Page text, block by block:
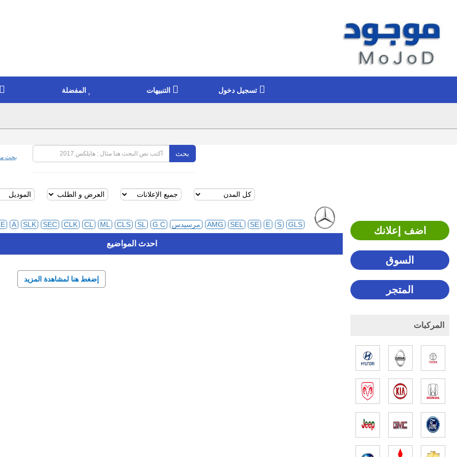
تسجيل دخول التنبيهات المفضلة
بحث بحث
اضف إعلانك
السوق
المتجر
المركبات
GLS
S
E
SE
SEL
AMG مرسيدس G C
SL
CLS
ML
CL
CLK
SEC
SLK
A
احدث المواضيع
إضغط هنا لمشاهدة المزيد